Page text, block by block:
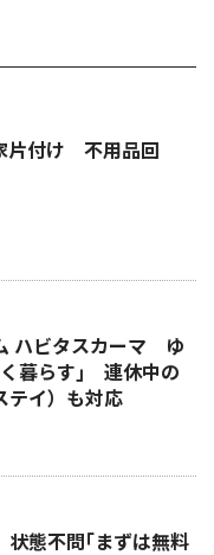
片付け 不用品回
ハビタスカーマ ゆ
く暮らす｣ 連休中の
テイ）も対応
態不問｢まずは無料